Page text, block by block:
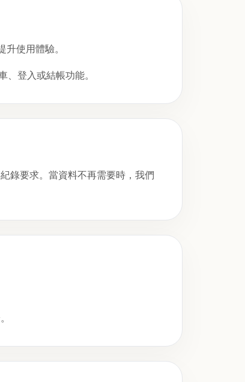
使用體驗。
登入或結帳功能。
錄要求。當資料不再需要時，我們